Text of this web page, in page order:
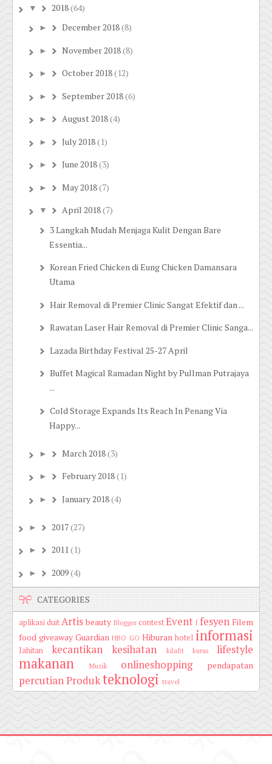
▼ 2018(64)
► December 2018(8)
► November 2018(8)
► October 2018(12)
► September 2018(6)
► August 2018(4)
► July 2018(1)
► June 2018(3)
► May 2018(7)
▼ April 2018(7)
3 Langkah Mudah Menjaga Kulit Dengan Bare
Essentia...
Korean Fried Chicken di Eung Chicken Damansara
Utama
Hair Removal di Premier Clinic Sangat Efektif dan ...
Rawatan Laser Hair Removal di Premier Clinic Sanga...
Lazada Birthday Festival 25-27 April
Buffet Magical Ramadan Night by Pullman Putrajaya
...
Cold Storage Expands Its Reach In Penang Via
Happy...
► March 2018(3)
► February 2018(1)
► January 2018(4)
► 2017(27)
► 2011(1)
► 2009(4)
CATEGORIES
aplikasi duitArtis beauty Blogger contestEvent f fesyen Filem
food giveaway Guardian HBO GO Hiburan hotel informasi
Jahitan kecantikan kesihatan kilafit kurus lifestyle
makanan Muzik onlineshopping pendapatan
percutianProdukteknologi travel